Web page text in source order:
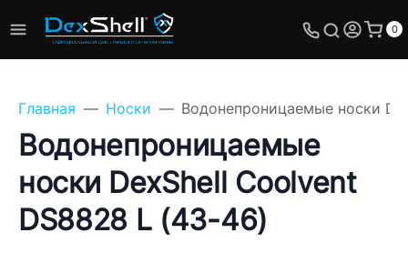
0
Главная Носки Водонепроницаемые носки
Водонепроницаемые
носки DexShell Coolvent
DS8828 L (43-46)
Задайте свой вопрос,
мы обязательно